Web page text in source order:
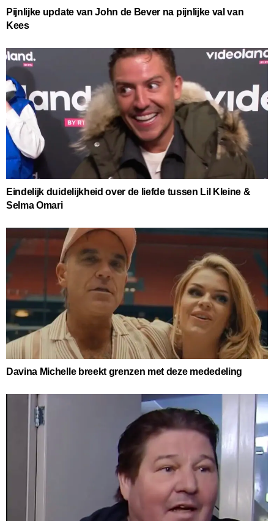
Pijnlijke update van John de Bever na pijnlijke val van
Kees
Eindelijk duidelijkheid over de liefde tussen Lil Kleine &
Selma Omari
Davina Michelle breekt grenzen met deze mededeling